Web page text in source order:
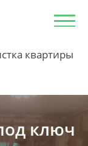
квартиры
ключ